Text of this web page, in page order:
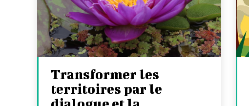
Transformer les
territoires par le